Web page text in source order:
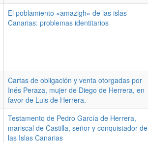
El poblamiento «amazigh» de las islas
Canarias: problemas identitarios
Cartas de obligación y venta otorgadas por
Inés Peraza, mujer de Diego de Herrera, en
favor de Luis de Herrera.
Testamento de Pedro García de Herrera,
mariscal de Castilla, señor y conquistador de
las Islas Canarias